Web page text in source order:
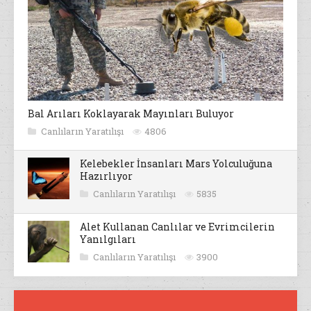
Bal Arıları Koklayarak Mayınları Buluyor
Canlıların Yaratılışı 4806
Kelebekler İnsanları Mars Yolculuğuna
Hazırlıyor
Canlıların Yaratılışı 5835
Alet Kullanan Canlılar ve Evrimcilerin
Yanılgıları
Canlıların Yaratılışı 3900